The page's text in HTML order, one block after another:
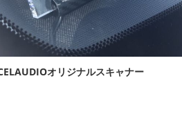
オリジナルスキャナー